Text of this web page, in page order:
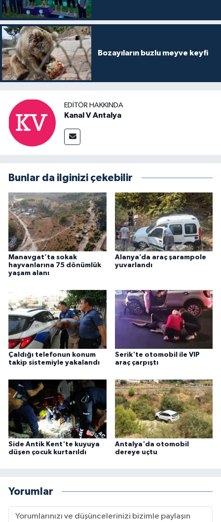
Bozayıların buzlu meyve keyfi
EDITÖR HAKKINDA
Kanal V Antalya
Bunlar da ilginizi çekebilir
Manavgat’ta sokak
hayvanlarına 75 dönümlük
yaşam alanı
Alanya’da araç şarampole
yuvarlandı
Çaldığı telefonun konum
takip sistemiyle yakalandı
Serik'te otomobil ile VIP
araç çarpıştı
Side Antik Kent'te kuyuya
düşen çocuk kurtarıldı
Antalya'da otomobil
dereye uçtu
Yorumlar